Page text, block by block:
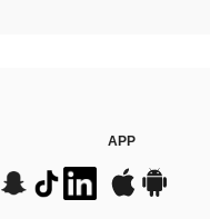
APP